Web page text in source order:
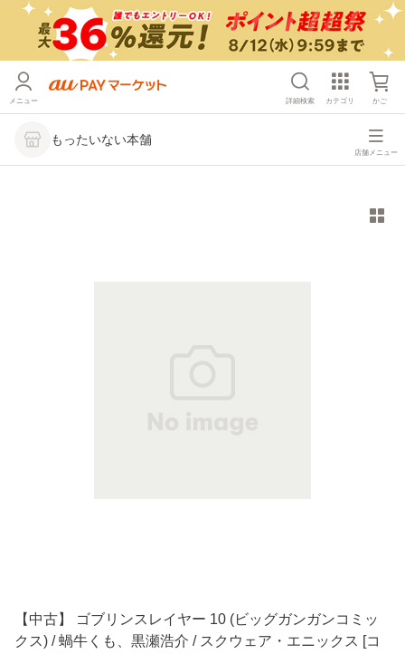
メニュー 詳細検索 カテゴリ かご
もったいない本舗
店舗メニュー
【中古】 ゴブリンスレイヤー 10 (ビッグガンガンコミッ
クス) / 蝸牛くも、黒瀬浩介 / スクウェア・エニックス [コ